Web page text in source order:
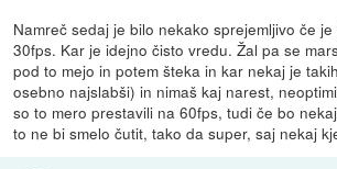
Namreč sedaj je bilo nekako sprejemljivo če
30fps. Kar je idejno čisto vredu. Žal pa se
pod to mejo in potem šteka in kar nekaj je
osebno najslabši) in nimaš kaj narest,
so to mero prestavili na 60fps, tudi če bo
to ne bi smelo čutit, tako da super, saj nekaj